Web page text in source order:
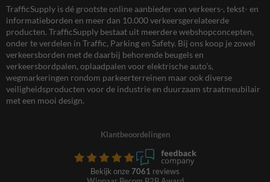
TrafficSupply is dé grootste online aanbieder van verkeers-, tekst- en
informatieborden en meer dan 10.000 verkeersgerelateerde
producten. TrafficSupply bestaat uit meerdere webshopconcepten,
onder te verdelen in Traffic, Parking en Safety. Bij ons koop je zowel
verkeersborden met de daarbij behorende beugels en
verkeersbordpalen, oplaadpalen voor elektrische auto’s,
wegmarkeringen rondom parkeerterreinen maar ook diverse
veiligheidsproducten voor de industrie en duurzaam straatmeubilair
met een mooi design.
Klantbeoordelingen
Bekijk onze 7061 reviews